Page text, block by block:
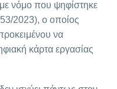
νόμο που ψηφίστηκε
2023), ο οποίος
να
κάρτα εργασίας